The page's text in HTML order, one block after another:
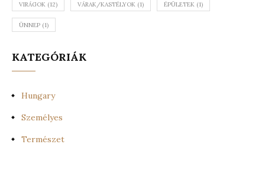
VIRÁGOK (12) VÁRAK/KASTÉLYOK (1) ÉPÜLETEK (1)
ÜNNEP (1)
KATEGÓRIÁK
Hungary
Személyes
Természet